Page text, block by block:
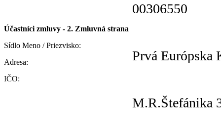
00306550
Účastníci zmluvy - 2. Zmluvná strana
Sídlo Meno / Priezvisko:
Adresa:
IČO:
Prvá Európska
M.R.Štefánika